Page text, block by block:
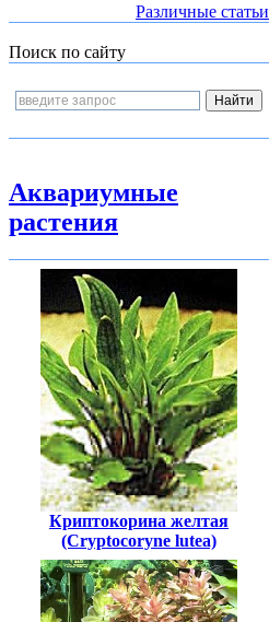
Различные статьи
Поиск по сайту
Аквариумные
растения
Криптокорина желтая
(Cryptocoryne lutea)